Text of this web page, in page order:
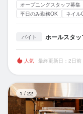
オープニングスタッフ募集
平日のみ勤務OK
ネイル
バイト ホールスタッ
人気 最終更新日：2日前
1 / 22